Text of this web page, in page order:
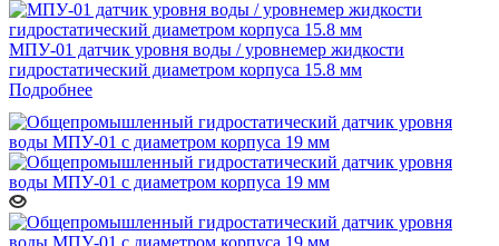
МПУ-01 датчик уровня воды / уровнемер жидкости
гидростатический диаметром корпуса 15.8 мм
Подробнее